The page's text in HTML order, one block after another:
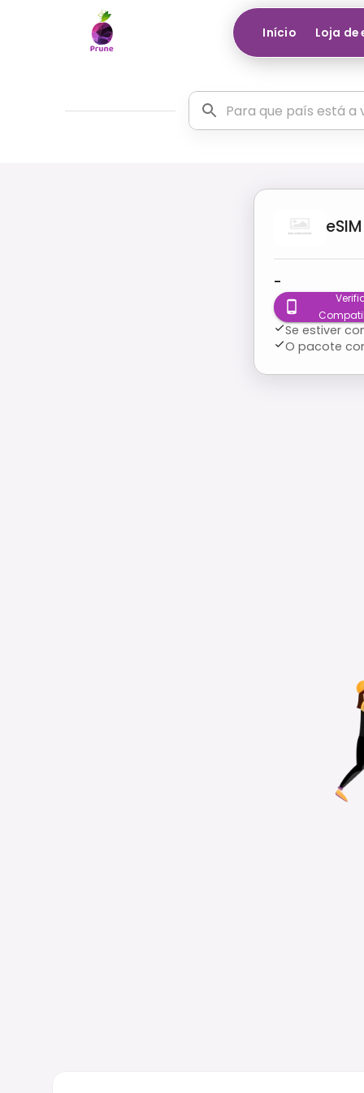
Início Loja de
eSIM
-
Se estiver
O pacote